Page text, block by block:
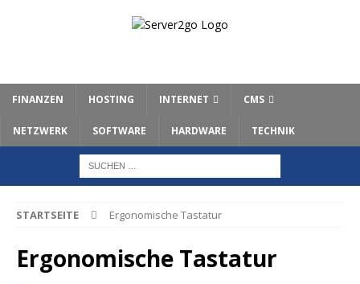
FINANZEN HOSTING INTERNET CMS
NETZWERK SOFTWARE HARDWARE TECHNIK
STARTSEITE Ergonomische Tastatur
Ergonomische Tastatur